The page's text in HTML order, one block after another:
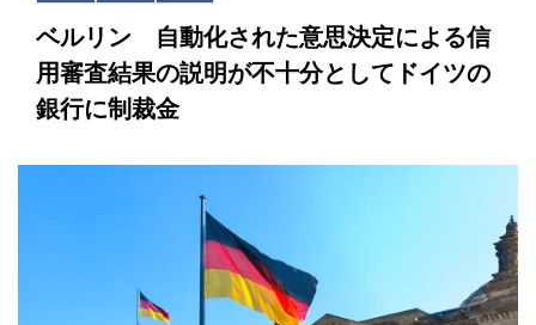
ベルリン 自動化された意思決定による信
用審査結果の説明が不十分としてドイツの
銀行に制裁金